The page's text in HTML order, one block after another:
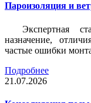
Пароизоляция и
Экспертная
назначение,
частые ошибки
Подробнее
21.07.2026